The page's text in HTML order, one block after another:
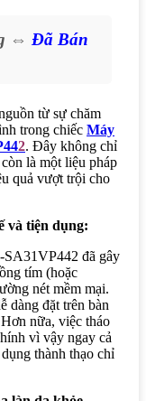
⇔ Đã Bán
từ sự chăm
trong chiếc Máy
2. Đây không chỉ
là một liệu pháp
quả vượt trội cho
và tiện dụng:
SA31VP442 đã gây
tím (hoặc
nét mềm mại.
dàng đặt trên bàn
nữa, việc tháo
vì vậy ngay cả
thành thạo chỉ